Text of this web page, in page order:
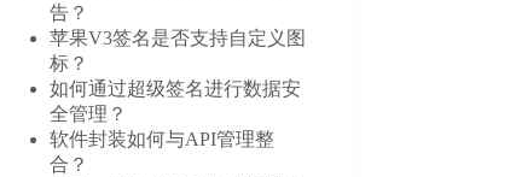
告？
苹果V3签名是否支持自定义图
标？
如何通过超级签名进行数据安
全管理？
软件封装如何与API管理整
合？